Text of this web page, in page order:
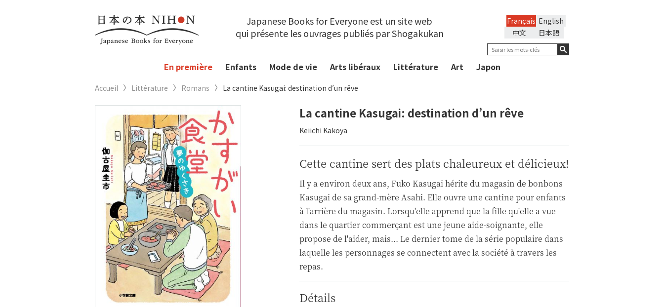
Japanese Books for Everyone est un site web
qui présente les ouvrages publiés par Shogakukan
English
Français
日本語
中文
En première Enfants Mode de vie Arts libéraux Littérature Art Japon
Accueil Littérature Romans La cantine Kasugai: destination d’un rêve
La cantine Kasugai: destination d’un rêve
Keiichi Kakoya
Cette cantine sert des plats chaleureux et délicieux!
Il y a environ deux ans, Fuko Kasugai hérite du magasin de bonbons
Kasugai de sa grand-mère Asahi. Elle ouvre une cantine pour enfants
à l'arrière du magasin. Lorsqu'elle apprend que la fille qu'elle a vue
dans le quartier commerçant est une jeune aide-soignante, elle
propose de l'aider, mais... Le dernier tome de la série populaire dans
laquelle les personnages se connectent avec la société à travers les
repas.
Détails